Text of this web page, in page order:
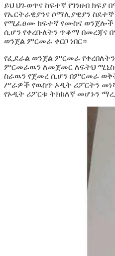
ይህ ህገ-ወጥና ከፍተኛ የገንዘብ
የኤርትራዊያንና ሶማሊያዊያን
የሚፈፀሙ ከፍተኛ የሙስና ወንጀሎች
ሲሆን የቀረቡለትን ጥቆማ በመረጃና
ወንጀል ምርመራ ቀርቦ ነበር።
የፌደራል ወንጀል ምርመራ
ምርመራዉን ለመጀመር ለፍትህ
ስራዉን የጀመረ ሲሆን በምርመራ
ሥራዎች የዉስጥ ኦዲት ሪፖርትን
የኦዲት ሪፖርቱ ትክክለኛ መሆኑን